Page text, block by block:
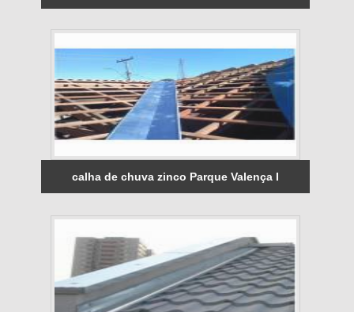
calha de chuva zinco Parque Valença I